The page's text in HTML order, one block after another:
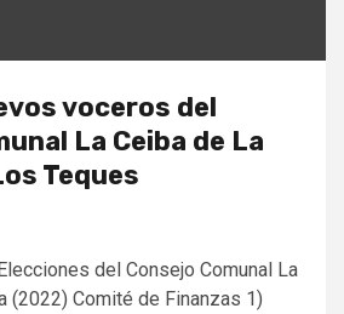
voceros del
La Ceiba de La
Teques
del Consejo Comunal La
(2022) Comité de Finanzas 1)